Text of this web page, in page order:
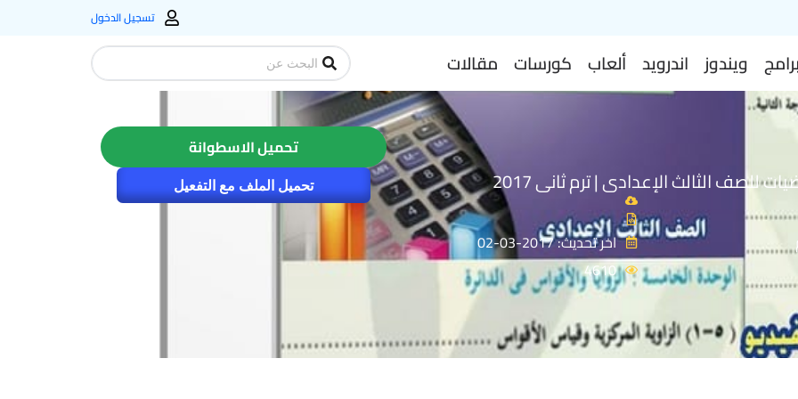
تسجيل الدخول
برامج ويندوز اندرويد ألعاب كورسات مقالات
Search
...
للصف الثالث الإعدادى | ترم ثانى 2017
اخر تحديث: 2017-03-02
4610
تحميل الاسطوانة
تحميل الملف مع التفعيل